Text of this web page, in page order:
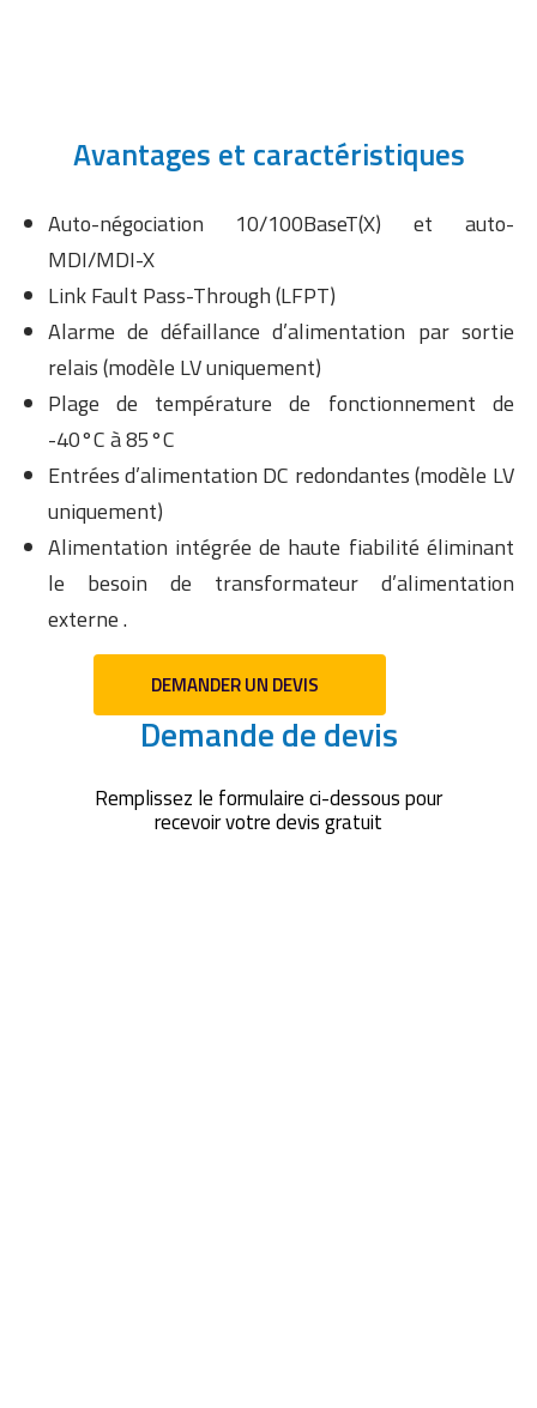
Avantages et caractéristiques
Auto-négociation 10/100BaseT(X) et auto-
MDI/MDI-X
Link Fault Pass-Through (LFPT)
Alarme de défaillance d’alimentation par sortie
relais (modèle LV uniquement)
Plage de température de fonctionnement de
-40°C à 85°C
Entrées d’alimentation DC redondantes (modèle LV
uniquement)
Alimentation intégrée de haute fiabilité éliminant
le besoin de transformateur d’alimentation
externe .
DEMANDER UN DEVIS
Demande de devis
Remplissez le formulaire ci-dessous pour
recevoir votre devis gratuit